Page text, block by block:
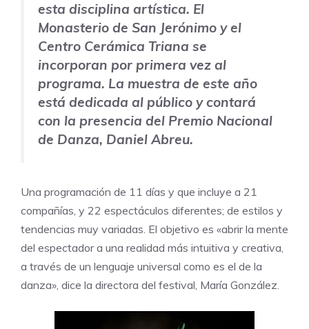
esta disciplina artística. El
Monasterio de San Jerónimo y el
Centro Cerámica Triana se
incorporan por primera vez al
programa. La muestra de este año
está dedicada al público y contará
con la presencia del Premio Nacional
de Danza, Daniel Abreu.
Una programación de 11 días y que incluye a 21
compañías, y 22 espectáculos diferentes; de estilos y
tendencias muy variadas. El objetivo es «abrir la mente
del espectador a una realidad más intuitiva y creativa,
a través de un lenguaje universal como es el de la
danza», dice la directora del festival, María González.